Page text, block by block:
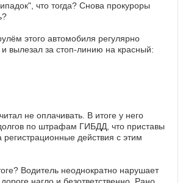
что тогда? Снова прокуроры
этого автомобиля регулярно
вылезал за стоп-линию на красный:
не оплачивать. В итоге у него
по штрафам ГИБДД, что приставы
действия с этим
Водитель неоднократно нарушает